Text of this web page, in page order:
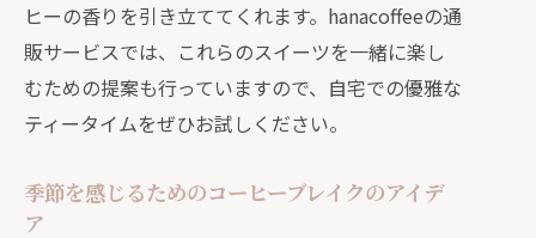
四季折々のコーヒーを楽しむためのコ
ツ
季節限定コーヒーの購入時に気を付け
るべきこと
通販で感じる季節の移ろい！特別なコーヒ
ーの楽しみ方
ヒーの香りを引き立ててくれます。hanacoffeeの通
販サービスでは、これらのスイーツを一緒に楽し
むための提案も行っていますので、自宅での優雅な
ティータイムをぜひお試しください。
季節を感じるためのコーヒーブレイクのアイデ
ア